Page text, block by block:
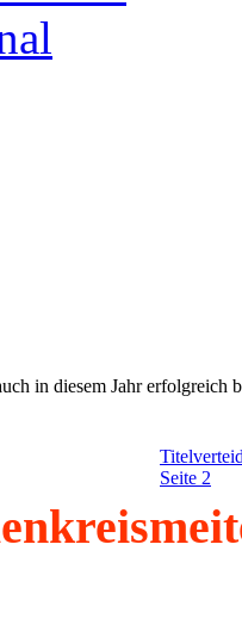
in diesem Jahr erfolgreich
Seite 2